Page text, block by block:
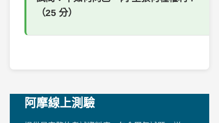
（25 分）
阿摩線上測驗